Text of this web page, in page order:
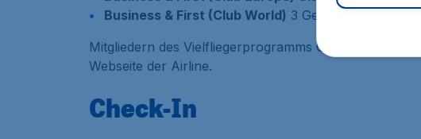
Business & First (Club World) 3 Gepäckstücke bis je
Mitgliedern des Vielfliegerprogramms OneWorld
Webseite der Airline.
Check-In